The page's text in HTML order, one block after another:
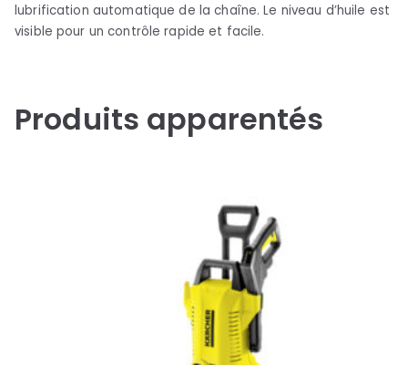
lubrification automatique de la chaîne. Le niveau d’huile est
visible pour un contrôle rapide et facile.
Produits apparentés